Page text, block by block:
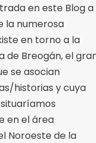
en este Blog a
la numerosa
en torno a la
de Breogán, el
se asocian
historias y cuya
en el área
Noroeste de la